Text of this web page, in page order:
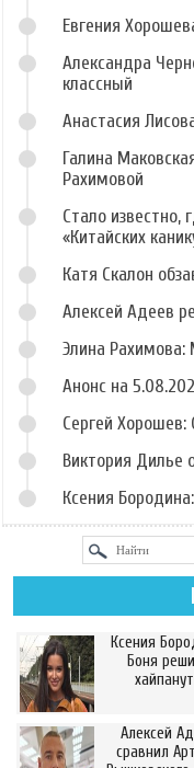
Евгения
Александра
классный
Анастасия
Галина
Рахимовой
Стало известно,
«Китайских
Катя Скалон
Алексей Адеев
Элина
Анонс на
Сергей Хорошев:
Виктория Дилье
Ксения
Ксения
Боня
Алексей
сравнил